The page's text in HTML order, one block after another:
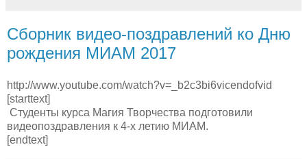
Сборник видео-поздравлений ко Дню
рождения МИАМ 2017
http://www.youtube.com/watch?v=_b2c3bi6vicendofvid
[starttext]
Студенты курса Магия Творчества подготовили
видеопоздравления к 4-х летию МИАМ.
[endtext]